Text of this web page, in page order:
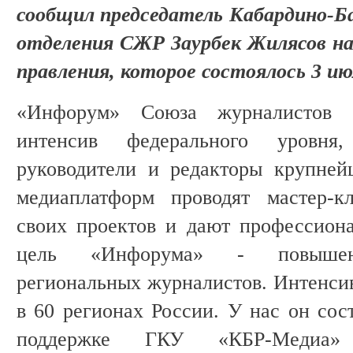
сообщил председатель Кабардино-
отделения СЖР Заурбек Жилясов
правления, которое состоялось 3
«Инфорум» Союза
интенсив федерального
руководители и редакторы
медиаплатформ проводят мастер-
своих проектов и дают
цель «Инфорума» -
региональных журналистов.
в 60 регионах России. У нас он
поддержке ГКУ «КБР-Медиа»